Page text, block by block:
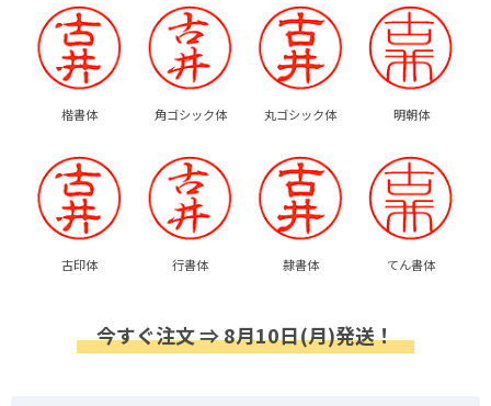
楷書体 角ゴシック体 丸ゴシック体 明朝体
古印体 行書体 隷書体 てん書体
今すぐ注文 ⇒ 8月10日(月)発送！